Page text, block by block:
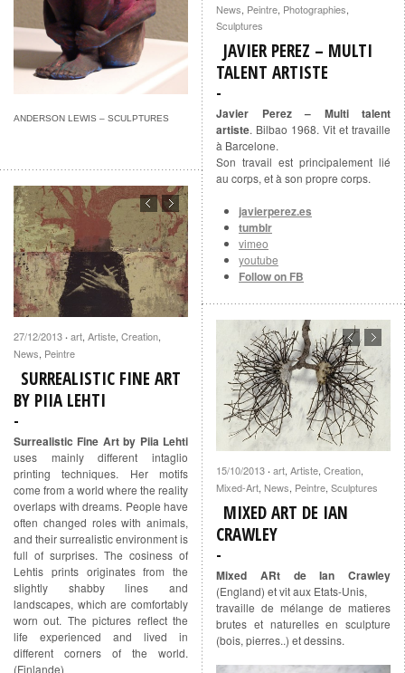
ANDERSON LEWIS – SCULPTURES
News, Peintre, Photographies,
Sculptures
JAVIER PEREZ – MULTI
TALENT ARTISTE
Javier Perez – Multi talent
artiste. Bilbao 1968. Vit et travaille
à Barcelone.
Son travail est principalement lié
au corps, et à son propre corps.
javierperez.es
tumblr
vimeo
youtube
Follow on FB
27/12/2013 · art, Artiste, Creation,
News, Peintre
SURREALISTIC FINE ART
BY PIIA LEHTI
Surrealistic Fine Art by Piia Lehti
uses mainly different intaglio
printing techniques. Her motifs
come from a world where the reality
overlaps with dreams. People have
often changed roles with animals,
and their surrealistic environment is
full of surprises. The cosiness of
Lehtis prints originates from the
slightly shabby lines and
landscapes, which are comfortably
worn out. The pictures reflect the
life experienced and lived in
different corners of the world.
(Finlande)
15/10/2013 · art, Artiste, Creation,
Mixed-Art, News, Peintre, Sculptures
MIXED ART DE IAN
CRAWLEY
Mixed ARt de Ian Crawley
(England) et vit aux Etats-Unis,
travaille de mélange de matieres
brutes et naturelles en sculpture
(bois, pierres..) et dessins.